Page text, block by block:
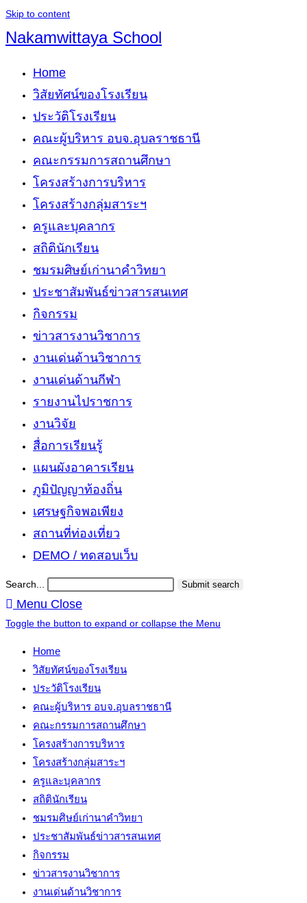
Skip to content
Nakamwittaya School
Home
วิสัยทัศน์ของโรงเรียน
ประวัติโรงเรียน
คณะผู้บริหาร อบจ.อุบลราชธานี
คณะกรรมการสถานศึกษา
โครงสร้างการบริหาร
โครงสร้างกลุ่มสาระฯ
ครูและบุคลากร
สถิตินักเรียน
ชมรมศิษย์เก่านาคำวิทยา
ประชาสัมพันธ์ข่าวสารสนเทศ
กิจกรรม
ข่าวสารงานวิชาการ
งานเด่นด้านวิชาการ
งานเด่นด้านกีฬา
รายงานไปราชการ
งานวิจัย
สื่อการเรียนรู้
แผนผังอาคารเรียน
ภูมิปัญญาท้องถิ่น
เศรษฐกิจพอเพียง
สถานที่ท่องเที่ยว
DEMO / ทดสอบเว็บ
Search... Submit search
Menu Close
Toggle the button to expand or collapse the Menu
Home
วิสัยทัศน์ของโรงเรียน
ประวัติโรงเรียน
คณะผู้บริหาร อบจ.อุบลราชธานี
คณะกรรมการสถานศึกษา
โครงสร้างการบริหาร
โครงสร้างกลุ่มสาระฯ
ครูและบุคลากร
สถิตินักเรียน
ชมรมศิษย์เก่านาคำวิทยา
ประชาสัมพันธ์ข่าวสารสนเทศ
กิจกรรม
ข่าวสารงานวิชาการ
งานเด่นด้านวิชาการ